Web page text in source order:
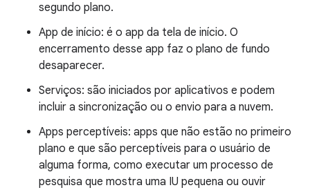
segundo plano.
App de início: é o app da tela de início. O
encerramento desse app faz o plano de fundo
desaparecer.
Serviços: são iniciados por aplicativos e podem
incluir a sincronização ou o envio para a nuvem.
Apps perceptíveis: apps que não estão no primeiro
plano e que são perceptíveis para o usuário de
alguma forma, como executar um processo de
pesquisa que mostra uma IU pequena ou ouvir